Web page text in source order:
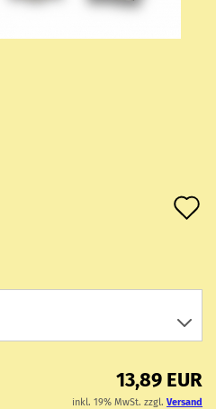
13,89 EUR
inkl. 19% MwSt. zzgl. Versand